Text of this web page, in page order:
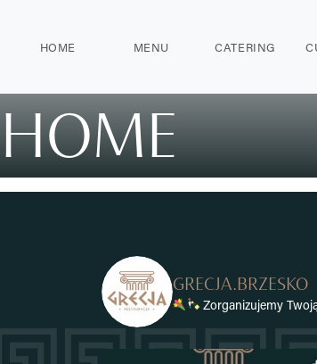
HOME MENU CATERING
HOME
GRECJA.BRZESKO
Zorganizujemy